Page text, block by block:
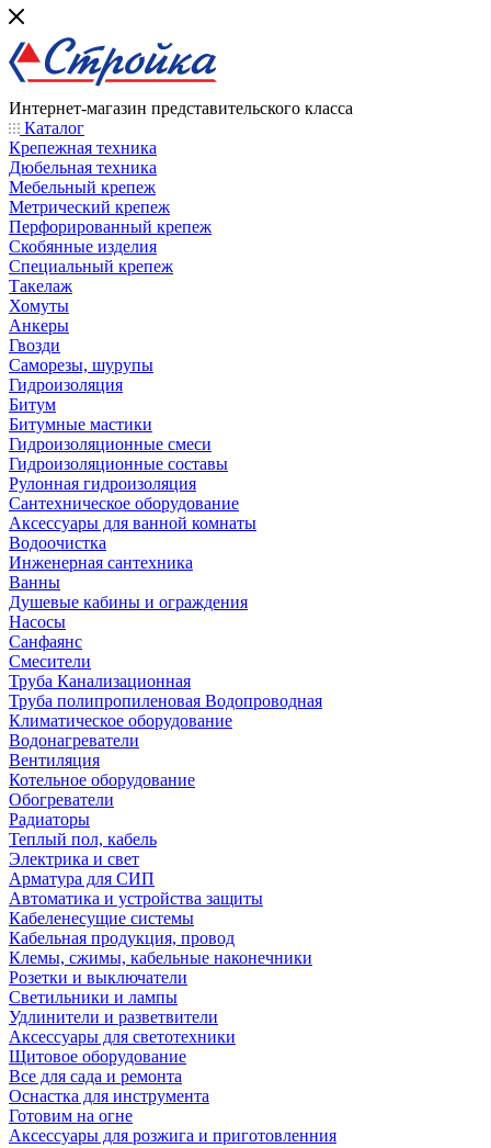
Интернет-магазин представительского класса
Каталог
Крепежная техника
Дюбельная техника
Мебельный крепеж
Метрический крепеж
Перфорированный крепеж
Скобянные изделия
Специальный крепеж
Такелаж
Хомуты
Анкеры
Гвозди
Саморезы, шурупы
Гидроизоляция
Битум
Битумные мастики
Гидроизоляционные смеси
Гидроизоляционные составы
Рулонная гидроизоляция
Сантехническое оборудование
Аксессуары для ванной комнаты
Водоочистка
Инженерная сантехника
Ванны
Душевые кабины и ограждения
Насосы
Санфаянс
Смесители
Труба Канализационная
Труба полипропиленовая Водопроводная
Климатическое оборудование
Водонагреватели
Вентиляция
Котельное оборудование
Обогреватели
Радиаторы
Теплый пол, кабель
Электрика и свет
Арматура для СИП
Автоматика и устройства защиты
Кабеленесущие системы
Кабельная продукция, провод
Клемы, сжимы, кабельные наконечники
Розетки и выключатели
Светильники и лампы
Удлинители и разветвители
Аксессуары для светотехники
Щитовое оборудование
Все для сада и ремонта
Оснастка для инструмента
Готовим на огне
Аксессуары для розжига и приготовленния